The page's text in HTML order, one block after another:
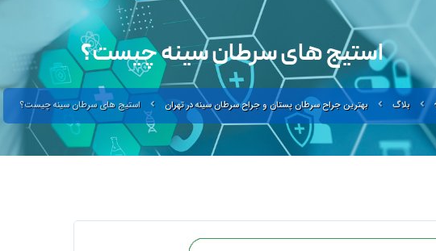
استیج های سرطان سینه چیست؟
بلاگ بهترین جراح سرطان پستان و جراح سرطان سینه در تهران استیج های سرطان سینه چیست؟